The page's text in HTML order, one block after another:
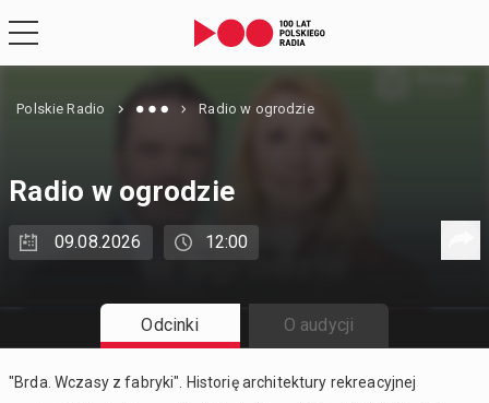
Polskie Radio Radio w ogrodzie
Radio w ogrodzie
09.08.2026 12:00
Odcinki O audycji
"Brda. Wczasy z fabryki". Historię architektury rekreacyjnej